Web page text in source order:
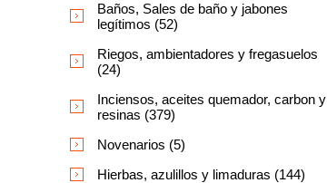
Baños, Sales de baño y jabones
legítimos (52)
Riegos, ambientadores y fregasuelos
(24)
Inciensos, aceites quemador, carbon y
resinas (379)
Novenarios (5)
Hierbas, azulillos y limaduras (144)